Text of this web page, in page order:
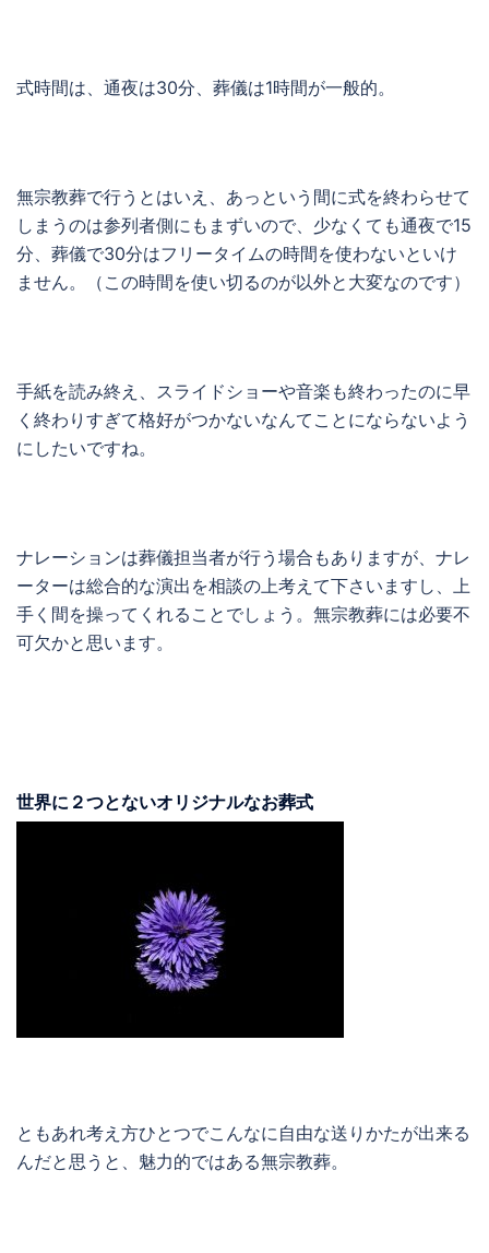
式時間は、通夜は30分、葬儀は1時間が一般的。
無宗教葬で行うとはいえ、あっという間に式を終わらせて
しまうのは参列者側にもまずいので、少なくても通夜で15
分、葬儀で30分はフリータイムの時間を使わないといけ
ません。（この時間を使い切るのが以外と大変なのです）
手紙を読み終え、スライドショーや音楽も終わったのに早
く終わりすぎて格好がつかないなんてことにならないよう
にしたいですね。
ナレーションは葬儀担当者が行う場合もありますが、ナレ
ーターは総合的な演出を相談の上考えて下さいますし、上
手く間を操ってくれることでしょう。無宗教葬には必要不
可欠かと思います。
世界に２つとないオリジナルなお葬式
ともあれ考え方ひとつでこんなに自由な送りかたが出来る
んだと思うと、魅力的ではある無宗教葬。